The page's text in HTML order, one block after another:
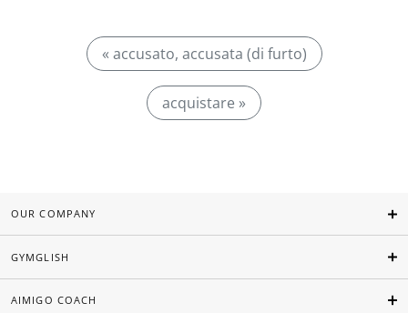
« accusato, accusata (di furto)
acquistare »
OUR COMPANY
GYMGLISH
AIMIGO COACH